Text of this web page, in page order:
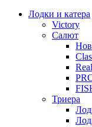
Лодки и катера
Victory
Салют
Триера